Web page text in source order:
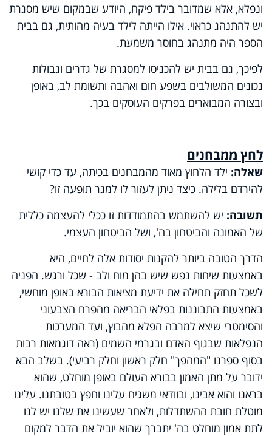
ונפלא, אלא שמדובר בילד פיקח, היודע שבמקום שיש מסגרת
יש להתנהג כראוי. אילו הייתה לילד בעיה מהותית, גם בבית
הספר היה מתנהג בחוסר משמעת.
לפיכך, גם בבית יש להכניסו למסגרת של גדרים וגבולות
נכונים המשולבים בשפע חום ואהבה ותשומת לב, באופן
ובצורה המבוארים בפרקים העוסקים בכך.
לחץ ממבחנים
שאלה: ילד הלחוץ מאוד מהמבחנים בכיתה, עד כדי קושי
להירדם בלילה. כיצד ניתן לעזור לו למגר תופעה זו?
תשובה: יש להשתמש בהתמודדות זו ככלי להעצמה כללית
של האמונה והביטחון בה', ושל הביטחון העצמי.
הדרך הטובה ביותר להקנות יסודות אלה לחיים, היא
באמצעות שיחות נפש שיש בהן מוח ולב - שכל ורגש. הפניה
לשכל תחזק תחילה את ידיעת מציאות הבורא באופן מוחשי,
באמצעות התבוננות בפלאי הבריאה מהפרח הצבעוני
והסימטרי שיצא למרבה הפלא מהבוץ, ועד המערכות
הנפלאות שבגוף האדם ובגרמי השמים (ראה דוגמאות רבות
בסוף ספרנו "המהפך" חלק ראשון וחלק רביעי). בשלב הבא
ידובר על מתן האמון בבורא העולם באופן מוחלט, שהוא
בראנו והוא אבינו, ובוודאי משגיח עלינו וחפץ בטובתנו. עלינו
מוטלת חובת ההשתדלות, ולאחר שעשינו את שלנו יש לנו
לתת אמון מוחלט בה' יתברך שהוא יוביל את הדבר למקום